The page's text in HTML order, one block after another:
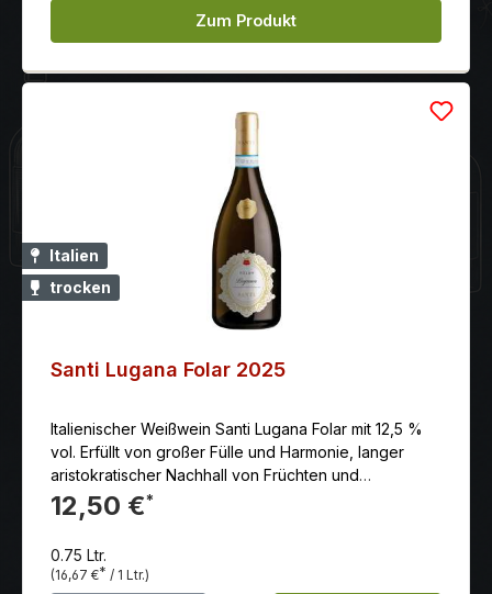
Zum Produkt
Italien
trocken
Santi Lugana Folar 2025
Italienischer Weißwein Santi Lugana Folar mit 12,5 %
vol. Erfüllt von großer Fülle und Harmonie, langer
aristokratischer Nachhall von Früchten und
Nüssen. Die vollreifen Trauben werden in der
zweiten Oktoberwoche gelesen und reduktiv
12,50 €*
0.75 Ltr.
(16,67 €* / 1 Ltr.)